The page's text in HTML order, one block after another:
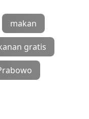
makan
gratis